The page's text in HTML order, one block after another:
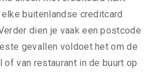
buitenlandse creditcard
dien je vaak een postcode
gevallen voldoet het om de
van restaurant in de buurt op